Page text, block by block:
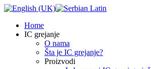
Home
IC grejanje
O nama
Šta je IC grejanje?
Proizvodi